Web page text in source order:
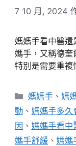
7 10 月, 2024
媽媽手看中醫還
媽手，又稱德奎
特別是需要重
分
類
媽媽手 、媽
動 、 媽媽手多久
因 、 媽媽手看中
媽手舒緩 、 媽媽